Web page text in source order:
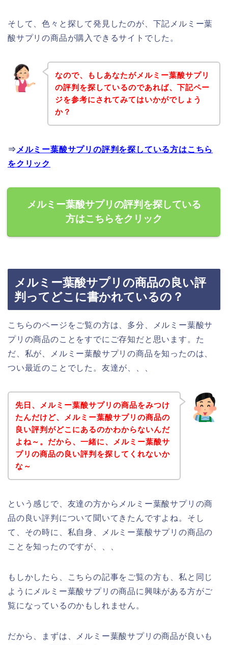
そして、色々と探して発見したのが、下記メルミー葉
酸サプリの商品が購入できるサイトでした。
なので、もしあなたがメルミー葉酸サプリ
の評判を探しているのであれば、下記ペー
ジを参考にされてみてはいかがでしょう
か？
⇒ メルミー葉酸サプリの評判を探している方はこちら
をクリック
メルミー葉酸サプリの評判を探している
方はこちらをクリック
メルミー葉酸サプリの商品の良い評
判ってどこに書かれているの？
こちらのページをご覧の方は、多分、メルミー葉酸サ
プリの商品のことをすでにご存知だと思います。た
だ、私が、メルミー葉酸サプリの商品を知ったのは、
つい最近のことでした。友達が、、、
先日、メルミー葉酸サプリの商品をみつけ
たんだけど、メルミー葉酸サプリの商品の
良い評判がどこにあるのかわからないんだ
よね～。だから、一緒に、メルミー葉酸サ
プリの商品の良い評判を探してくれないか
な～
という感じで、友達の方からメルミー葉酸サプリの商
品の良い評判について聞いてきたんですよね。そし
て、その時に、私自身、メルミー葉酸サプリの商品の
ことを知ったのですが、、、
もしかしたら、こちらの記事をご覧の方も、私と同じ
ようにメルミー葉酸サプリの商品に興味がある方がご
覧になっているのかもしれません。
だから、まずは、メルミー葉酸サプリの商品が良いも